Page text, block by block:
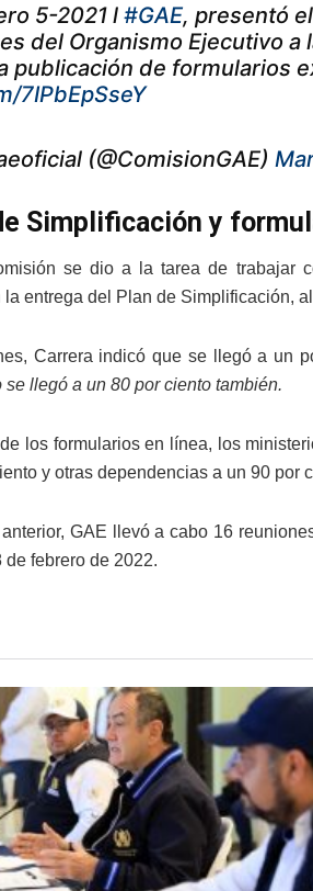
5-2021 l #GAE, presentó
del Organismo Ejecutivo
publicación de formularios
7IPbEpSseY
(@ComisionGAE)
Simplificación y
se dio a la tarea de trabajar
entrega del Plan de Simplificación,
Carrera indicó que se llegó a un
llegó a un 80 por ciento también.
los formularios en línea, los
y otras dependencias a un 90 por
GAE llevó a cabo 16
febrero de 2022.